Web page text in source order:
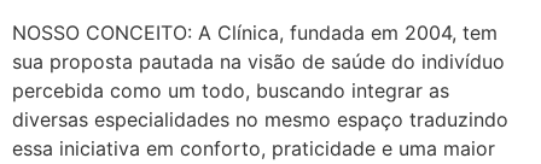
NOSSO CONCEITO: A Clínica, fundada em 2004, tem
sua proposta pautada na visão de saúde do indivíduo
percebida como um todo, buscando integrar as
diversas especialidades no mesmo espaço traduzindo
essa iniciativa em conforto, praticidade e uma maior